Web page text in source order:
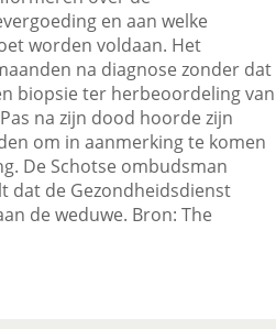
en aan welke
worden voldaan. Het
na diagnose zonder dat
biopsie ter herbeoordeling van
na zijn dood hoorde zijn
om in aanmerking te komen
De Schotse ombudsman
dat de Gezondheidsdienst
de weduwe. Bron: The